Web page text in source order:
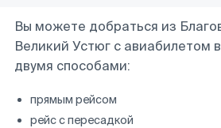
Вы можете добраться из
Великий Устюг с авиабилетом
двумя способами:
прямым рейсом
рейс с пересадкой